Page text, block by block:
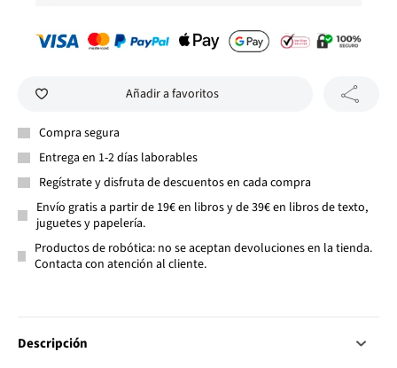
Añadir a favoritos
Compra segura
Entrega en 1-2 días laborables
Regístrate y disfruta de descuentos en cada compra
Envío gratis a partir de 19€ en libros y de 39€ en libros de texto,
juguetes y papelería.
Productos de robótica: no se aceptan devoluciones en la tienda.
Contacta con atención al cliente.
Descripción